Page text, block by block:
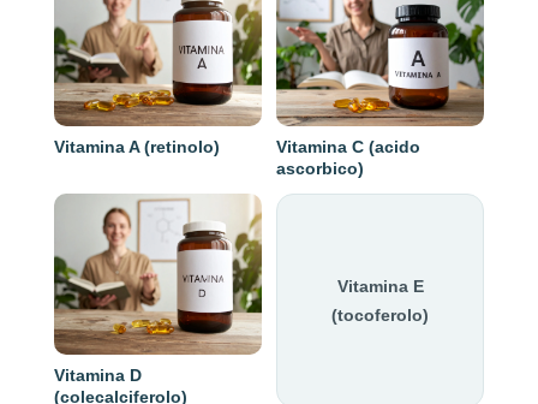
Vitamina A (retinolo)
Vitamina C (acido
ascorbico)
Vitamina D
(colecalciferolo)
Vitamina E
(tocoferolo)